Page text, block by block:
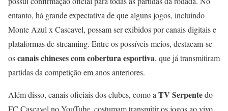
entanto, há grande expectativa de que alguns jogos, incluindo
Monte Azul x Cascavel, possam ser exibidos por canais digitais e
plataformas de streaming. Entre os possíveis meios, destacam-se
oscanais chineses com cobertura esportiva, que já transmitiram
partidas da competição em anos anteriores.
Além disso, canais oficiais dos clubes, como a TV Serpentedo
FC Cascavel no YouTube, costumam transmitir os jogos ao vivo,